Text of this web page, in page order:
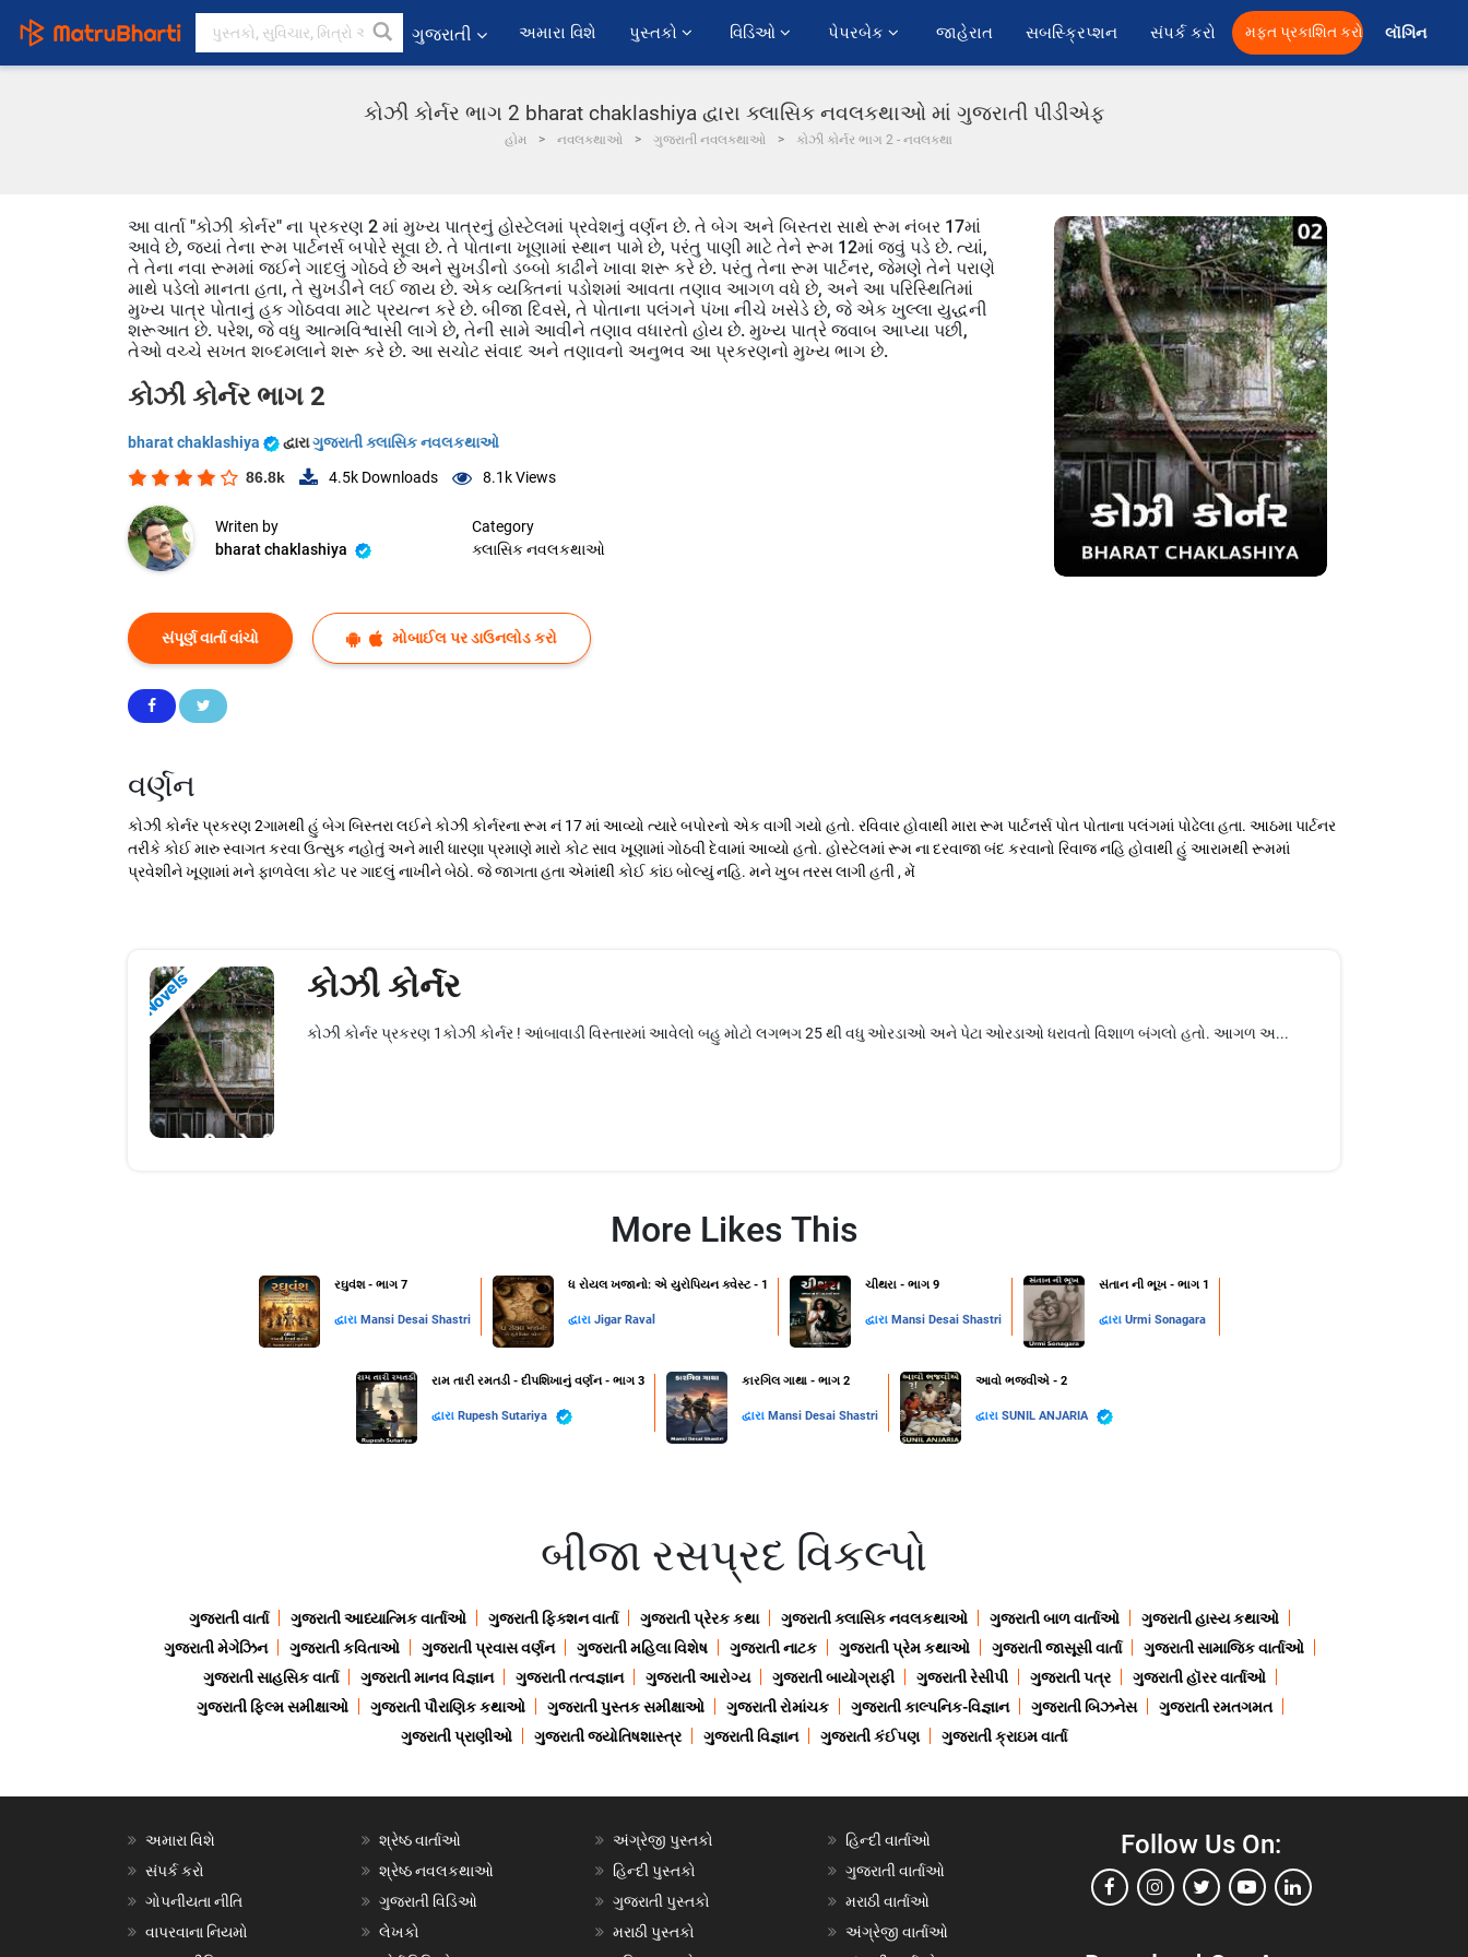
ગુજરાતી અમારા વિશે પુસ્તકો વિડિઓ પેપરબેક જાહેરાત સબસ્ક્રિપ્શન સંપર્ક કરો મફત પ્રકાશિત કરો લૉગિન
કોઝી કોર્નર ભાગ 2 bharat chaklashiya દ્વારા ક્લાસિક નવલકથાઓ માં ગુજરાતી પીડીએફ
હોમ નવલકથાઓ ગુજરાતી નવલકથાઓ કોઝી કોર્નર ભાગ 2 - નવલકથા
આ વાર્તા "કોઝી કોર્નર" ના પ્રકરણ 2 માં મુખ્ય પાત્રનું હોસ્ટેલમાં પ્રવેશનું વર્ણન છે. તે બેગ અને બિસ્તરા સાથે રૂમ નંબર 17માં
આવે છે, જ્યાં તેના રૂમ પાર્ટનર્સ બપોરે સૂવા છે. તે પોતાના ખૂણામાં સ્થાન પામે છે, પરંતુ પાણી માટે તેને રૂમ 12માં જવું પડે છે. ત્યાં,
તે તેના નવા રૂમમાં જઈને ગાદલું ગોઠવે છે અને સુખડીનો ડબ્બો કાઢીને ખાવા શરૂ કરે છે. પરંતુ તેના રૂમ પાર્ટનર, જેમણે તેને પરાણે
માથે પડેલો માનતા હતા, તે સુખડીને લઈ જાય છે. એક વ્યક્તિનાં પડોશમાં આવતા તણાવ આગળ વધે છે, અને આ પરિસ્થિતિમાં
મુખ્ય પાત્ર પોતાનું હક ગોઠવવા માટે પ્રયત્ન કરે છે. બીજા દિવસે, તે પોતાના પલંગને પંખા નીચે ખસેડે છે, જે એક ખુલ્લા યુદ્ધની
શરૂઆત છે. પરેશ, જે વધુ આત્મવિશ્વાસી લાગે છે, તેની સામે આવીને તણાવ વધારતો હોય છે. મુખ્ય પાત્રે જવાબ આપ્યા પછી,
તેઓ વચ્ચે સખત શબ્દમલાને શરૂ કરે છે. આ સચોટ સંવાદ અને તણાવનો અનુભવ આ પ્રકરણનો મુખ્ય ભાગ છે.
કોઝી કોર્નર ભાગ 2
bharat chaklashiya દ્વારાગુજરાતી ક્લાસિક નવલકથાઓ
86.8k 4.5k Downloads 8.1kViews
Writen by
bharat chaklashiya
Category
ક્લાસિક નવલકથાઓ
સંપૂર્ણ વાર્તા વાંચો મોબાઈલ પર ડાઉનલોડ કરો
વર્ણન
કોઝી કોર્નર પ્રકરણ 2ગામથી હું બેગ બિસ્તરા લઈને કોઝી કોર્નરના રૂમ નં 17 માં આવ્યો ત્યારે બપોરનો એક વાગી ગયો હતો. રવિવાર હોવાથી મારા રૂમ પાર્ટનર્સ પોત પોતાના પલંગમાં પોઢેલા હતા. આઠમા પાર્ટનર
તરીકે કોઈ મારુ સ્વાગત કરવા ઉત્સુક નહોતું અને મારી ધારણા પ્રમાણે મારો કોટ સાવ ખૂણામાં ગોઠવી દેવામાં આવ્યો હતો. હોસ્ટેલમાં રૂમ ના દરવાજા બંદ કરવાનો રિવાજ નહિ હોવાથી હું આરામથી રૂમમાં
પ્રવેશીને ખૂણામાં મને ફાળવેલા કોટ પર ગાદલું નાખીને બેઠો. જે જાગતા હતા એમાંથી કોઈ કાંઇ બોલ્યું નહિ. મને ખુબ તરસ લાગી હતી , મેં
Novels કોઝી કોર્નર
કોઝી કોર્નર પ્રકરણ 1કોઝી કોર્નર ! આંબાવાડી વિસ્તારમાં આવેલો બહુ મોટો લગભગ 25 થી વધુ ઓરડાઓ અને પેટા ઓરડાઓ ધરાવતો વિશાળ બંગલો હતો. આગળ અ...
More Likes This
રઘુવંશ - ભાગ 7
દ્વારા Mansi Desai Shastri
ધ રોયલ ખજાનો: એ યુરોપિયન ક્વેસ્ટ - 1
દ્વારા Jigar Raval
ચીથરા - ભાગ 9
દ્વારા Mansi Desai Shastri
સંતાન ની ભૂખ - ભાગ 1
દ્વારા Urmi Sonagara
રામ તારી રમતડી - દીપશિખાનું વર્ણન - ભાગ 3
દ્વારા Rupesh Sutariya
કારગિલ ગાથા - ભાગ 2
દ્વારા Mansi Desai Shastri
આવો ભજવીએ - 2
દ્વારા SUNIL ANJARIA
બીજા રસપ્રદ વિકલ્પો
ગુજરાતી વાર્તા ગુજરાતી આધ્યાત્મિક વાર્તાઓ ગુજરાતી ફિક્શન વાર્તા ગુજરાતી પ્રેરક કથા ગુજરાતી ક્લાસિક નવલકથાઓ ગુજરાતી બાળ વાર્તાઓ
ગુજરાતી હાસ્ય કથાઓ
ગુજરાતી મેગેઝિન
ગુજરાતી કવિતાઓ ગુજરાતી પ્રવાસ વર્ણન ગુજરાતી મહિલા વિશેષ ગુજરાતી નાટક ગુજરાતી પ્રેમ કથાઓ ગુજરાતી જાસૂસી વાર્તા
ગુજરાતી સામાજિક વાર્તાઓ
ગુજરાતી સાહસિક વાર્તા
ગુજરાતી માનવ વિજ્ઞાન ગુજરાતી તત્વજ્ઞાન ગુજરાતી આરોગ્ય ગુજરાતી બાયોગ્રાફી ગુજરાતી રેસીપી ગુજરાતી પત્ર
ગુજરાતી હૉરર વાર્તાઓ
ગુજરાતી ફિલ્મ સમીક્ષાઓ
ગુજરાતી પૌરાણિક કથાઓ ગુજરાતી પુસ્તક સમીક્ષાઓ ગુજરાતી રોમાંચક ગુજરાતી કાલ્પનિક-વિજ્ઞાન ગુજરાતી બિઝનેસ
ગુજરાતી રમતગમત
ગુજરાતી પ્રાણીઓ
ગુજરાતી જ્યોતિષશાસ્ત્ર ગુજરાતી વિજ્ઞાન ગુજરાતી કંઈપણ ગુજરાતી ક્રાઇમ વાર્તા
અમારા વિશે
સંપર્ક કરો
ગોપનીયતા નીતિ
વાપરવાના નિયમો
શ્રેષ્ઠ વાર્તાઓ
શ્રેષ્ઠ નવલકથાઓ
ગુજરાતી વિડિઓ
લેખકો
અંગ્રેજી પુસ્તકો
હિન્દી પુસ્તકો
ગુજરાતી પુસ્તકો
મરાઠી પુસ્તકો
હિન્દી વાર્તાઓ
ગુજરાતી વાર્તાઓ
મરાઠી વાર્તાઓ
અંગ્રેજી વાર્તાઓ
Follow Us On: